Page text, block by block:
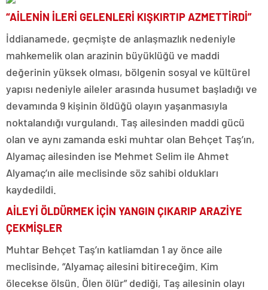
“AİLENİN İLERİ GELENLERİ KIŞKIRTIP AZMETTİRDİ”
İddianamede, geçmişte de anlaşmazlık nedeniyle
mahkemelik olan arazinin büyüklüğü ve maddi
değerinin yüksek olması, bölgenin sosyal ve kültürel
yapısı nedeniyle aileler arasında husumet başladığı ve
devamında 9 kişinin öldüğü olayın yaşanmasıyla
noktalandığı vurgulandı. Taş ailesinden maddi gücü
olan ve aynı zamanda eski muhtar olan Behçet Taş’ın,
Alyamaç ailesinden ise Mehmet Selim ile Ahmet
Alyamaç’ın aile meclisinde söz sahibi oldukları
kaydedildi.
AİLEYİ ÖLDÜRMEK İÇİN YANGIN ÇIKARIP ARAZİYE
ÇEKMİŞLER
Muhtar Behçet Taş’ın katliamdan 1 ay önce aile
meclisinde, “Alyamaç ailesini bitireceğim. Kim
ölecekse ölsün. Ölen ölür” dediği, Taş ailesinin olayı